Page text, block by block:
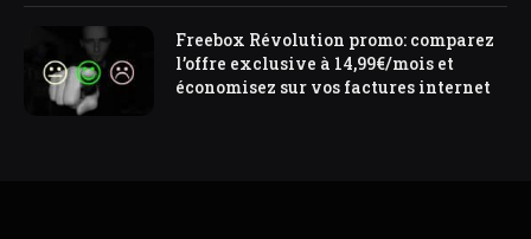
Freebox Révolution promo: comparez
l’offre exclusive à 14,99€/mois et
économisez sur vos factures internet